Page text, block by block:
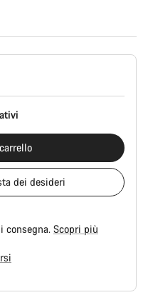
dei desideri
consegna. Scopri più